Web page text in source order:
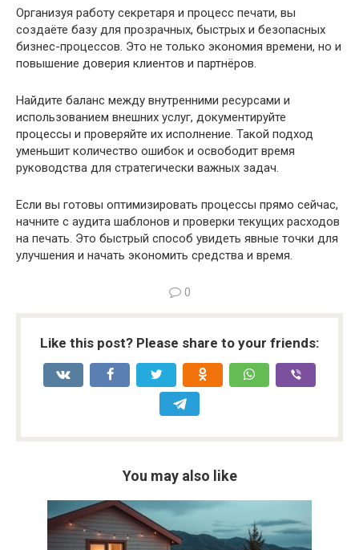
Организуя работу секретаря и процесс печати, вы
создаёте базу для прозрачных, быстрых и безопасных
бизнес-процессов. Это не только экономия времени, но и
повышение доверия клиентов и партнёров.
Найдите баланс между внутренними ресурсами и
использованием внешних услуг, документируйте
процессы и проверяйте их исполнение. Такой подход
уменьшит количество ошибок и освободит время
руководства для стратегически важных задач.
Если вы готовы оптимизировать процессы прямо сейчас,
начните с аудита шаблонов и проверки текущих расходов
на печать. Это быстрый способ увидеть явные точки для
улучшения и начать экономить средства и время.
0
Like this post? Please share to your friends:
You may also like